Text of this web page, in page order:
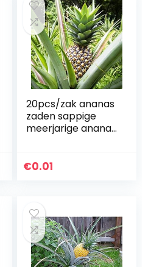
20pcs/zak ananas
zaden sappige
meerjarige ananas
boerderij Tuin voor
€0.01